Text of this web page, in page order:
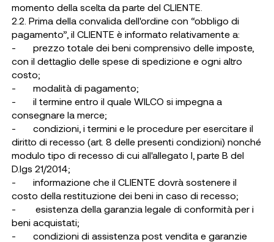
momento della scelta da parte del CLIENTE.
2.2. Prima della convalida dell'ordine con “obbligo di
pagamento”, il CLIENTE è informato relativamente a:
- prezzo totale dei beni comprensivo delle imposte,
con il dettaglio delle spese di spedizione e ogni altro
costo;
- modalità di pagamento;
- il termine entro il quale WILCO si impegna a
consegnare la merce;
- condizioni, i termini e le procedure per esercitare il
diritto di recesso (art. 8 delle presenti condizioni) nonché
modulo tipo di recesso di cui all'allegato I, parte B del
D.lgs 21/2014;
- informazione che il CLIENTE dovrà sostenere il
costo della restituzione dei beni in caso di recesso;
- esistenza della garanzia legale di conformità per i
beni acquistati;
- condizioni di assistenza post vendita e garanzie